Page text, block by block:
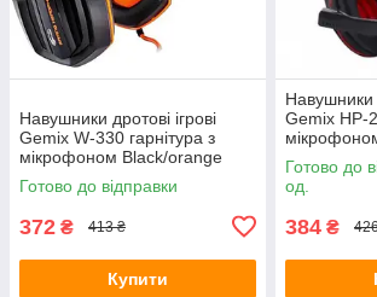
Навушники дротові ігрові
Gemix W-330 гарнітура з
мікрофоном Black/orange
Готово до відправки
372 ₴ 413 ₴
Купити
Навушники
Gemix HP-
Готово до
од.
384 ₴